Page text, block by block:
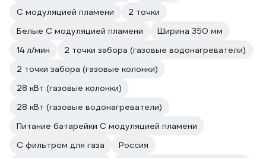
С модуляцией пламени
2 точки
Белые С модуляцией пламени
Ширина 350 мм
14 л/мин
2 точки забора (газовые водонагреватели)
2 точки забора (газовые колонки)
28 кВт (газовые колонки)
28 кВт (газовые водонагреватели)
Питание батарейки С модуляцией пламени
С фильтром для газа
Россия